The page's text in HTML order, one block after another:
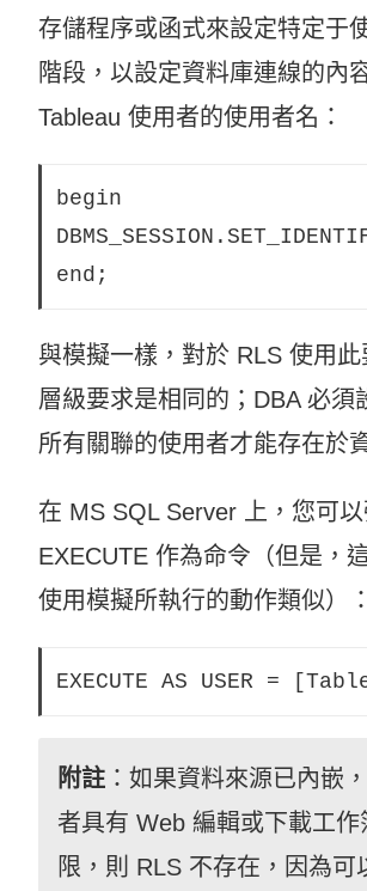
存儲程序或函式來設定特定于
階段，以設定資料庫連線的內
Tableau 使用者的使用者名：
begin
end;
與模擬一樣，對於 RLS 使用
層級要求是相同的；DBA 必須
所有關聯的使用者才能存在於
在 MS SQL Server 上，您可以
EXECUTE 作為命令（但是，
使用模擬所執行的動作類似）：
EXECUTE AS USER =
附註 ：如果資料來源已內嵌
者具有 Web 編輯或下載工作
限，則 RLS 不存在，因為可